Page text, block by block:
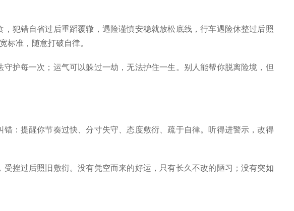
犯错自省过后重蹈覆辙，遇险谨慎安稳就放松底线，行车遇险休整过后照
标准，随意打破自律。
护每一次；运气可以躲过一劫，无法护住一生。别人能帮你脱离险境，但
：提醒你节奏过快、分寸失守、态度敷衍、疏于自律。听得进警示，改得
挫过后照旧敷衍。没有凭空而来的好运，只有长久不改的陋习；没有突如